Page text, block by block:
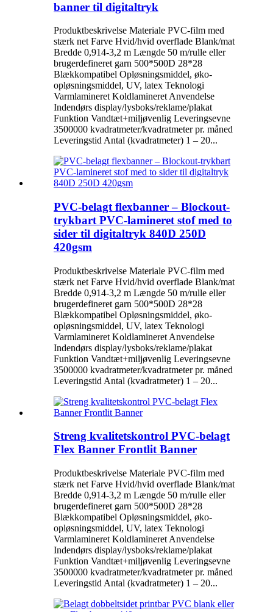
banner til digitaltryk
Produktbeskrivelse Materiale PVC-film med
stærk net Farve Hvid/hvid overflade Blank/mat
Bredde 0,914-3,2 m Længde 50 m/rulle eller
brugerdefineret garn 500*500D 28*28
Blækkompatibel Opløsningsmiddel, øko-
opløsningsmiddel, UV, latex Teknologi
Varmlamineret Koldlamineret Anvendelse
Indendørs display/lysboks/reklame/plakat
Funktion Vandtæt+miljøvenlig Leveringsevne
3500000 kvadratmeter/kvadratmeter pr. måned
Leveringstid Antal (kvadratmeter) 1 – 20...
PVC-belagt flexbanner – Blockout-
trykbart PVC-lamineret stof med to
sider til digitaltryk 840D 250D
420gsm
Produktbeskrivelse Materiale PVC-film med
stærk net Farve Hvid/hvid overflade Blank/mat
Bredde 0,914-3,2 m Længde 50 m/rulle eller
brugerdefineret garn 500*500D 28*28
Blækkompatibel Opløsningsmiddel, øko-
opløsningsmiddel, UV, latex Teknologi
Varmlamineret Koldlamineret Anvendelse
Indendørs display/lysboks/reklame/plakat
Funktion Vandtæt+miljøvenlig Leveringsevne
3500000 kvadratmeter/kvadratmeter pr. måned
Leveringstid Antal (kvadratmeter) 1 – 20...
Streng kvalitetskontrol PVC-belagt
Flex Banner Frontlit Banner
Produktbeskrivelse Materiale PVC-film med
stærk net Farve Hvid/hvid overflade Blank/mat
Bredde 0,914-3,2 m Længde 50 m/rulle eller
brugerdefineret garn 500*500D 28*28
Blækkompatibel Opløsningsmiddel, øko-
opløsningsmiddel, UV, latex Teknologi
Varmlamineret Koldlamineret Anvendelse
Indendørs display/lysboks/reklame/plakat
Funktion Vandtæt+miljøvenlig Leveringsevne
3500000 kvadratmeter/kvadratmeter pr. måned
Leveringstid Antal (kvadratmeter) 1 – 20...